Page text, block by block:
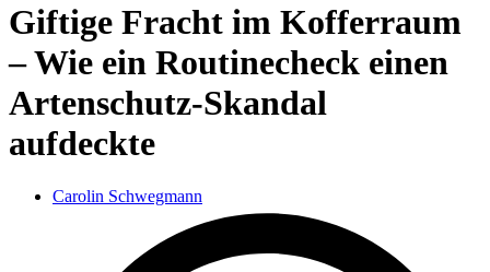
Giftige Fracht im Kofferraum
– Wie ein Routinecheck einen
Artenschutz-Skandal
aufdeckte
Carolin Schwegmann